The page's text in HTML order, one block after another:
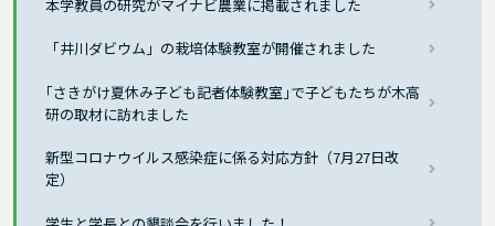
本学教員の研究がマイナビ農業に掲載されました
「井川ダビウム」の栽培体験教室が開催されました
｢さきがけ夏休み子ども記者体験教室｣で子どもたちが木高
研の取材に訪れました
新型コロナウイルス感染症に係る対応方針（7月27日改
定）